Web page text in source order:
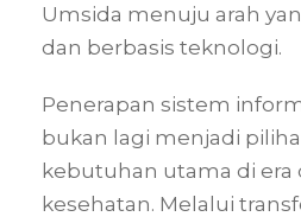
Umsida menuju arah
dan berbasis teknologi.
Penerapan sistem
bukan lagi menjadi
kebutuhan utama di era
kesehatan. Melalui